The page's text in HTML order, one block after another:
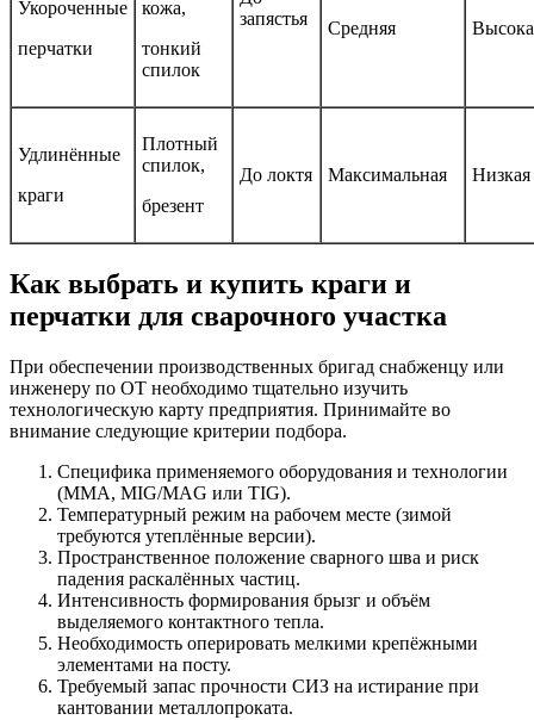
Укороченные
перчатки
кожа,
тонкий
спилок
запястья
Средняя
Удлинённые
краги
Плотный
спилок,
брезент
До локтя Максимальная Низкая
Как выбрать и купить краги и
перчатки для сварочного участка
При обеспечении производственных бригад снабженцу или
инженеру по ОТ необходимо тщательно изучить
технологическую карту предприятия. Принимайте во
внимание следующие критерии подбора.
Специфика применяемого оборудования и технологии
(MMA, MIG/MAG или TIG).
Температурный режим на рабочем месте (зимой
требуются утеплённые версии).
Пространственное положение сварного шва и риск
падения раскалённых частиц.
Интенсивность формирования брызг и объём
выделяемого контактного тепла.
Необходимость оперировать мелкими крепёжными
элементами на посту.
Требуемый запас прочности СИЗ на истирание при
кантовании металлопроката.